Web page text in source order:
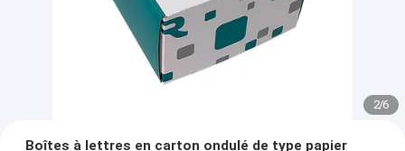
2/6
Boîtes à lettres en carton ondulé de type papier